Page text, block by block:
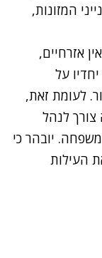
המזונות,
אזרחיים,
על
לעומת זאת,
לנהל
יובהר כי
העילות